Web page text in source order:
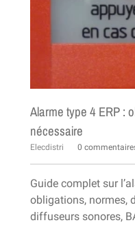
Alarme type 4 ERP :
nécessaire
Elecdistri 0
Guide complet sur
obligations, normes,
diffuseurs sonores,